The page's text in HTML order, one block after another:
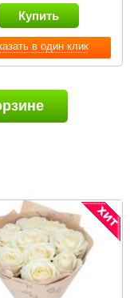
в один клик
Купить